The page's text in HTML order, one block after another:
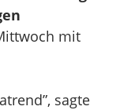
mit
sagte